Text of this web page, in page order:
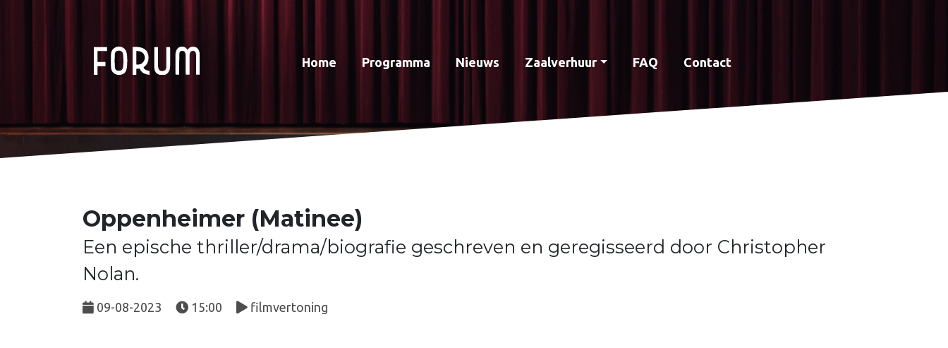
Home Programma Nieuws Zaalverhuur FAQ Contact
Oppenheimer (Matinee)
Een epische thriller/drama/biografie geschreven en geregisseerd door Christopher
Nolan.
09-08-2023 15:00 filmvertoning